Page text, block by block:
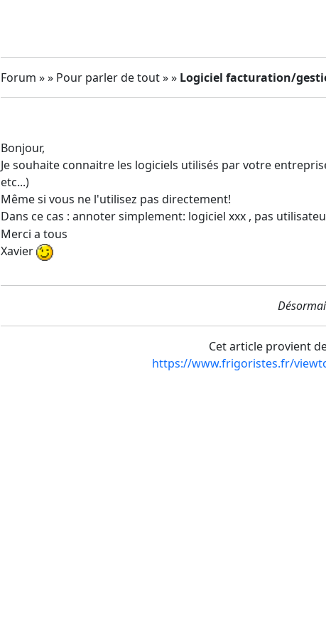
Forum » » Pour parler de tout » » Logiciel facturation/
Bonjour,
Je souhaite connaitre les logiciels utilisés par votre
etc...)
Même si vous ne l'utilisez pas directement!
Dans ce cas : annoter simplement: logiciel xxx , pas
Merci a tous
Xavier
Cet article provient
https://www.frigoristes.fr/